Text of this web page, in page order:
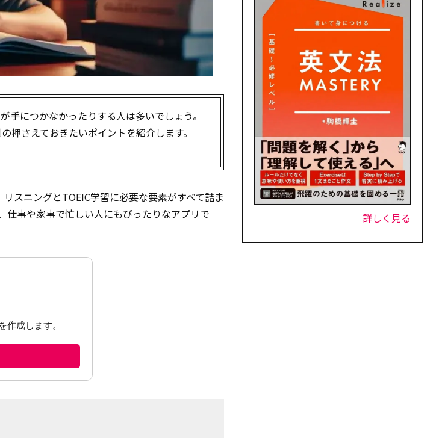
手につかなかったりする人は多いでしょう。
押さえておきたいポイントを紹介します。
スニングとTOEIC学習に必要な要素がすべて詰ま
仕事や家事で忙しい人にもぴったりなアプリで
詳しく見る